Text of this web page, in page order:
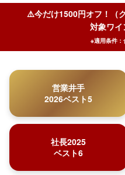
⚠️今だけ1500円オフ！（
対象ワ
※適用条件
営業井手
2026ベスト5
社長2025
ベスト6